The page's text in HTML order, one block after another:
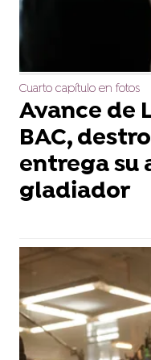
Cuarto capítulo en fotos
Avance de
BAC,
entrega su
gladiador